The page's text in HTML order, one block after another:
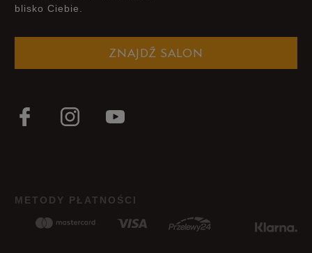
blisko Ciebie.
ZNAJDŹ SALON
METODY PŁATNOŚCI